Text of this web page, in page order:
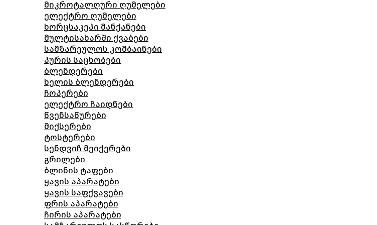
მიკროტალღური ღუმელები
ელექტრო ღუმელები
ხორცსაკეპი მანქანები
მულტისახარში ქვაბები
სამზარეულოს კომბაინები
პურის საცხობები
ბლენდერები
ხელის ბლენდერები
ჩოპერები
ელექტრო ჩაიდნები
წვენსაწურები
მიქსერები
ტოსტერები
სენდვიჩ მეიქერები
გრილები
ბლინის ტაფები
ყავის აპარატები
ყავის საფქვავები
ფრის აპარატები
ჩირის აპარატები